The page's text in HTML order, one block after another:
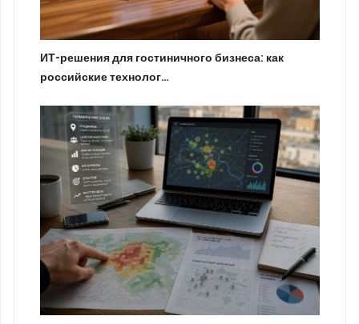
ИТ-решения для гостиничного бизнеса: как
российские технолог…